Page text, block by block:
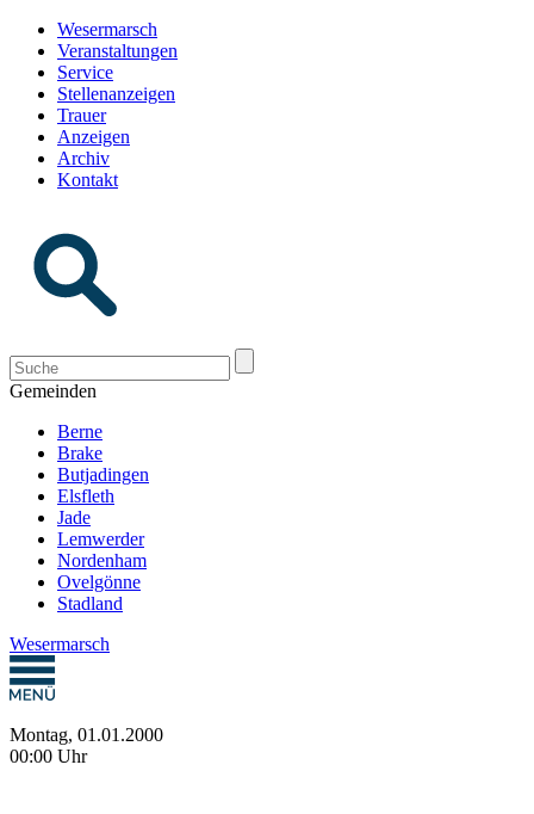
Wesermarsch
Veranstaltungen
Service
Stellenanzeigen
Trauer
Anzeigen
Archiv
Kontakt
Gemeinden
Berne
Brake
Butjadingen
Elsfleth
Jade
Lemwerder
Nordenham
Ovelgönne
Stadland
Wesermarsch
Montag, 01.01.2000
00:00 Uhr